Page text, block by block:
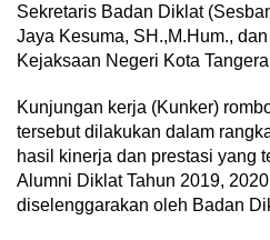
Sekretaris Badan Diklat
Jaya Kesuma, SH.,M.Hum.,
Kejaksaan Negeri Kota
Kunjungan kerja (Kunker)
tersebut dilakukan dalam
hasil kinerja dan prestasi yang
Alumni Diklat Tahun 2019,
diselenggarakan oleh Badan